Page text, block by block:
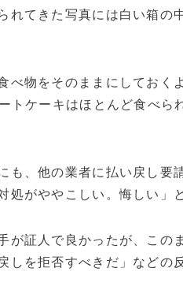
れてきた写真には白い箱の
べ物をそのままにしておく
トケーキはほとんど食べら
、他の業者に払い戻し要
がややこしい。悔しい」
が証人で良かったが、この
を拒否すべきだ」などの